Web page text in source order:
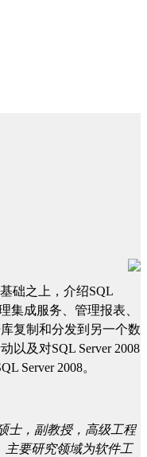
础之上，介绍SQL
集成服务、管理报表、
复制和分发到另一个数
以及对SQL Server 2008
Server 2008。
士，副教授，高级工程
主要研究领域为软件工